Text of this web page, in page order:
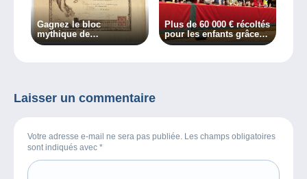
Gagnez le bloc
mythique de
l’Exposition philatélique
Plus de 60 000 € récoltés
pour les enfants grâce à
Affaire for Life
Laisser un commentaire
Votre adresse e-mail ne sera pas publiée. Les champs obligatoires
sont indiqués avec *